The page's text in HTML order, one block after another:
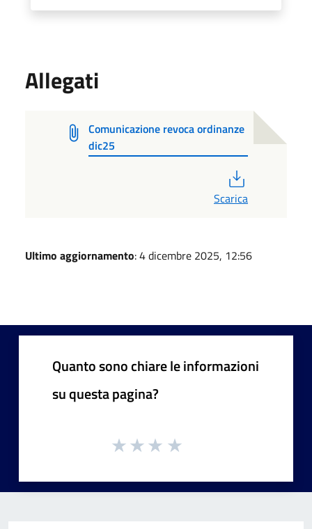
Allegati
Comunicazione revoca ordinanze
dic25
Scarica
Ultimo aggiornamento: 4 dicembre 2025, 12:56
Quanto sono chiare le informazioni
su questa pagina?